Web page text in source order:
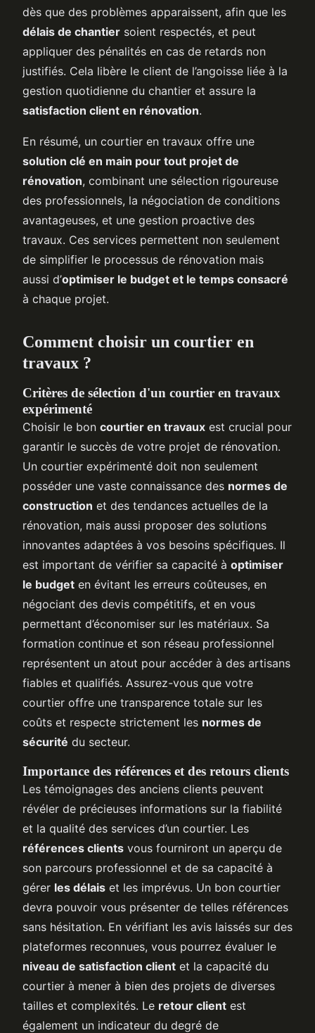
dès que des problèmes apparaissent, afin que les
délais de chantier soient respectés, et peut
appliquer des pénalités en cas de retards non
justifiés. Cela libère le client de l’angoisse liée à la
gestion quotidienne du chantier et assure la
satisfaction client en rénovation.
En résumé, un courtier en travaux offre une
solution clé en main pour tout projet de
rénovation, combinant une sélection rigoureuse
des professionnels, la négociation de conditions
avantageuses, et une gestion proactive des
travaux. Ces services permettent non seulement
de simplifier le processus de rénovation mais
aussi d’optimiser le budget et le temps consacré
à chaque projet.
Comment choisir un courtier en
travaux ?
Critères de sélection d'un courtier en travaux
expérimenté
Choisir le bon courtier en travaux est crucial pour
garantir le succès de votre projet de rénovation.
Un courtier expérimenté doit non seulement
posséder une vaste connaissance des normes de
construction et des tendances actuelles de la
rénovation, mais aussi proposer des solutions
innovantes adaptées à vos besoins spécifiques. Il
est important de vérifier sa capacité à optimiser
le budget en évitant les erreurs coûteuses, en
négociant des devis compétitifs, et en vous
permettant d’économiser sur les matériaux. Sa
formation continue et son réseau professionnel
représentent un atout pour accéder à des artisans
fiables et qualifiés. Assurez-vous que votre
courtier offre une transparence totale sur les
coûts et respecte strictement les normes de
sécurité du secteur.
Importance des références et des retours clients
Les témoignages des anciens clients peuvent
révéler de précieuses informations sur la fiabilité
et la qualité des services d’un courtier. Les
références clients vous fourniront un aperçu de
son parcours professionnel et de sa capacité à
gérer les délais et les imprévus. Un bon courtier
devra pouvoir vous présenter de telles références
sans hésitation. En vérifiant les avis laissés sur des
plateformes reconnues, vous pourrez évaluer le
niveau de satisfaction client et la capacité du
courtier à mener à bien des projets de diverses
tailles et complexités. Le retour client est
également un indicateur du degré de